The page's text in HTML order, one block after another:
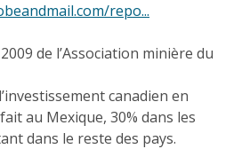
repo...
de l’Association minière du
canadien en
au Mexique, 30% dans les
dans le reste des pays.